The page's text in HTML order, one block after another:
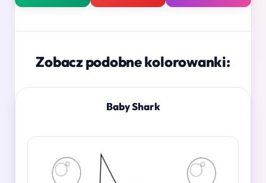
Zobacz podobne kolorowanki:
Baby Shark